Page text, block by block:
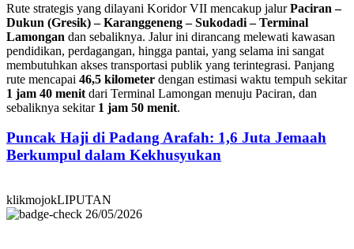
Rute strategis yang dilayani Koridor VII mencakup jalurPaciran –
Dukun (Gresik) – Karanggeneng – Sukodadi – Terminal
Lamongan dan sebaliknya. Jalur ini dirancang melewati kawasan
pendidikan, perdagangan, hingga pantai, yang selama ini sangat
membutuhkan akses transportasi publik yang terintegrasi. Panjang
rute mencapai 46,5 kilometer dengan estimasi waktu tempuh sekitar
1 jam 40 menit dari Terminal Lamongan menuju Paciran, dan
sebaliknya sekitar 1 jam 50 menit.
Puncak Haji di Padang Arafah: 1,6 Juta Jemaah
Berkumpul dalam Kekhusyukan
klikmojokLIPUTAN
26/05/2026